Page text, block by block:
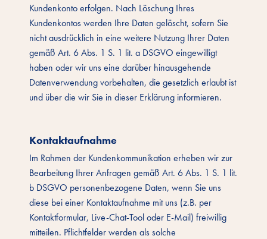
Kundenkonto erfolgen. Nach Löschung Ihres
Kundenkontos werden Ihre Daten gelöscht, sofern Sie
nicht ausdrücklich in eine weitere Nutzung Ihrer Daten
gemäß Art. 6 Abs. 1 S. 1 lit. a DSGVO eingewilligt
haben oder wir uns eine darüber hinausgehende
Datenverwendung vorbehalten, die gesetzlich erlaubt ist
und über die wir Sie in dieser Erklärung informieren.
Kontaktaufnahme
Im Rahmen der Kundenkommunikation erheben wir zur
Bearbeitung Ihrer Anfragen gemäß Art. 6 Abs. 1 S. 1 lit.
b DSGVO personenbezogene Daten, wenn Sie uns
diese bei einer Kontaktaufnahme mit uns (z.B. per
Kontaktformular, Live-Chat-Tool oder E-Mail) freiwillig
mitteilen. Pflichtfelder werden als solche